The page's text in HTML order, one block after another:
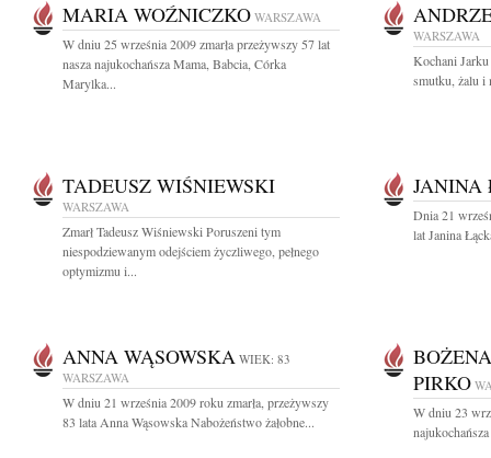
MARIA WOŹNICZKO WARSZAWA
W dniu 25 września 2009 zmarła przeżywszy 57 lat
nasza najukochańsza Mama, Babcia, Córka
Marylka...
WARSZAWA
Kochani
smutku, żalu i
TADEUSZ WIŚNIEWSKI
WARSZAWA
Zmarł Tadeusz Wiśniewski Poruszeni tym
niespodziewanym odejściem życzliwego, pełnego
optymizmu i...
JANINA
Dnia 21
lat Janina
ANNA WĄSOWSKA WIEK: 83
WARSZAWA
W dniu 21 września 2009 roku zmarła, przeżywszy
83 lata Anna Wąsowska Nabożeństwo żałobne...
PIRKO
W dniu 23